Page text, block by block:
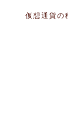
仮想通貨の